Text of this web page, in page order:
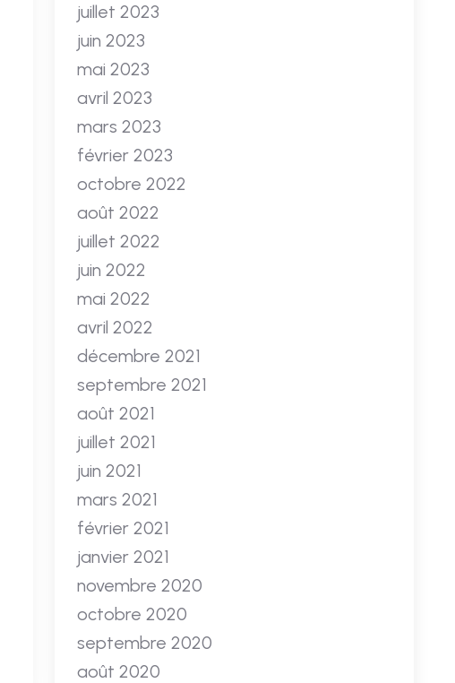
juillet 2023
juin 2023
mai 2023
avril 2023
mars 2023
février 2023
octobre 2022
août 2022
juillet 2022
juin 2022
mai 2022
avril 2022
décembre 2021
septembre 2021
août 2021
juillet 2021
juin 2021
mars 2021
février 2021
janvier 2021
novembre 2020
octobre 2020
septembre 2020
août 2020